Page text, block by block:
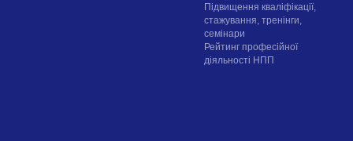
Підвищення кваліфікації,
стажування, тренінги,
семінари
Рейтинг професійної
діяльності НПП